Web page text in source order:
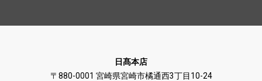
日髙本店
〒880-0001 宮崎県宮崎市橘通西3丁目10-24